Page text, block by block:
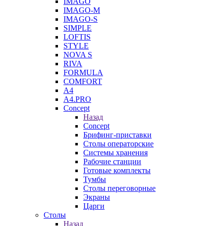
IMAGO-M
IMAGO-S
SIMPLE
LOFTIS
STYLE
NOVA S
RIVA
FORMULA
COMFORT
A4
A4.PRO
Concept
Назад
Concept
Брифинг-приставки
Столы операторские
Системы хранения
Рабочие станции
Готовые комплекты
Тумбы
Столы переговорные
Экраны
Царги
Столы
Назад